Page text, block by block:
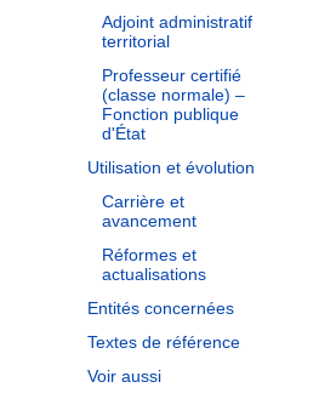
Adjoint administratif
territorial
Professeur certifié
(classe normale) –
Fonction publique
d'État
Utilisation et évolution
Carrière et
avancement
Réformes et
actualisations
Entités concernées
Textes de référence
Voir aussi